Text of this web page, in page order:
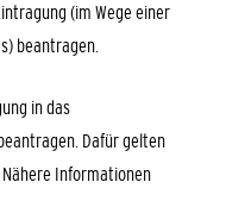
(im Wege einer
beantragen.
in das
Dafür gelten
Nähere Informationen